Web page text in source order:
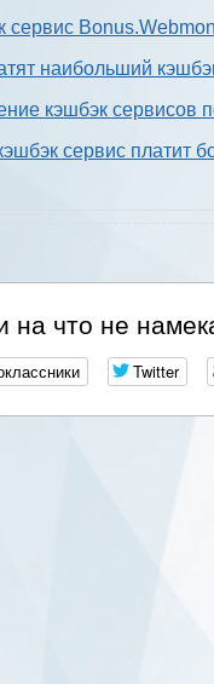
сервис
наибольший
кэшбэк сервисов
сервис платит
на что не
Twitter